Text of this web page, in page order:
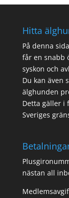
Hitta
På denna sida
får en snabb
syskon och
Du kan även
älghunden
Detta gäller i
Sveriges
nästan all